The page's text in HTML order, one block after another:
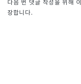
다음 번 댓글 작성을 위해
장합니다.